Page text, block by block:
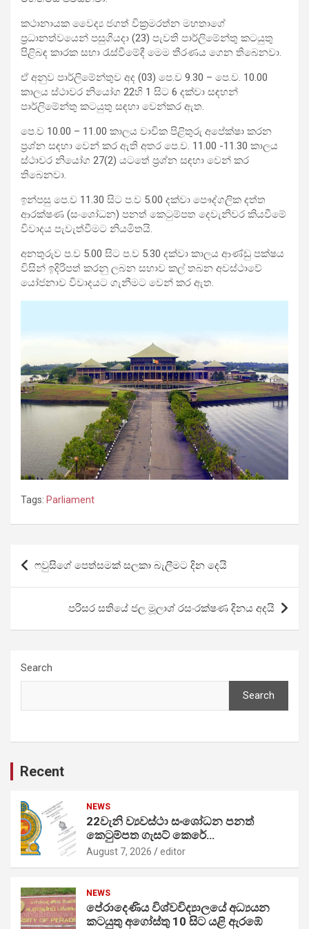
කථානායක වෛද්‍ය ජගත් වික්‍රමරත්න මහතාගේ
ප්‍රධානත්වයෙන් පසුගියදා (23) පැවති පාර්ලිමේන්තු කටයුතු
පිළිබඳ කාරක සභා රැස්වීමේදී මෙම තීරණය ගෙන තිබෙනවා.
ඒ අනුව පාර්ලිමේන්තුව අද (03) පෙ.ව 9.30 – පෙ.ව. 10.00
කාලය ස්ථාවර නියෝග 22හි 1 සිට 6 දක්වා සඳහන්
පාර්ලිමේන්තු කටයුතු සඳහා වෙන්කර ඇත.
පෙ.ව 10.00 – 11.00 කාලය වාචික පිළිතුරු අපේක්ෂා කරන
ප්‍රශ්න සඳහා වෙන් කර ඇති අතර පෙ.ව. 11.00 -11.30 කාලය
ස්ථාවර නියෝග 27(2) යටතේ ප්‍රශ්න සඳහා වෙන් කර
තිබෙනවා.
ඉන්පසු පෙ.ව 11.30 සිට ‍ප.ව 5.00 දක්වා පෞද්ගලික දත්ත
ආරක්ෂණ (සංශෝධන) පනත් කෙටුම්පත දෙවැනිවර කියවීමේ
විවාදය පැවැත්වීමට නියමිතයි.
අනතුරුව ප.ව 5.00 සිට ප.ව 5.30 දක්වා කාලය ආණ්ඩු පක්ෂය
විසින් ඉදිරිපත් කරනු ලබන සභාව කල් තබන අවස්ථාවේ
යෝජනාව විවාදයට ගැනීමට වෙන් කර ඇත.
Tags: Parliament
Post
navigation
ෆවුසිගේ පෙත්සමක් සලකා බැලීමට දින දෙයි
පරිසර සතියේ ජල මූලාශ්‍ රසංරක්ෂණ දිනය අදයි
Search
Search
Recent
NEWS
22වැනි ව්‍යවස්ථා සංශෝධන පනත්
කෙටුම්පත ගැසට් කෙරේ…
August 7, 2026 editor
NEWS
පේරාදෙණිය විශ්වවිද්‍යාලයේ අධ්‍යයන
කටයුතු අගෝස්තු 10 සිට යළි ඇරඹේ